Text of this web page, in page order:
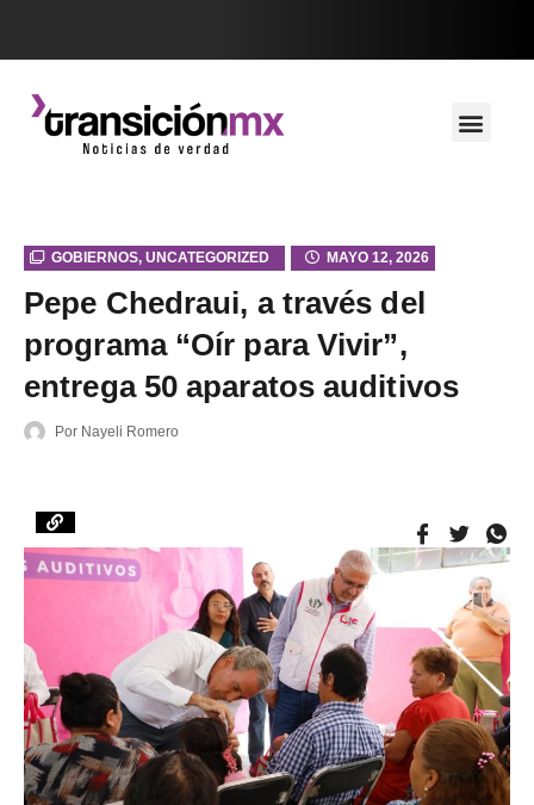
GOBIERNOS, UNCATEGORIZED MAYO 12, 2026
Pepe Chedraui, a través del
programa “Oír para Vivir”,
entrega 50 aparatos auditivos
Por Nayeli Romero